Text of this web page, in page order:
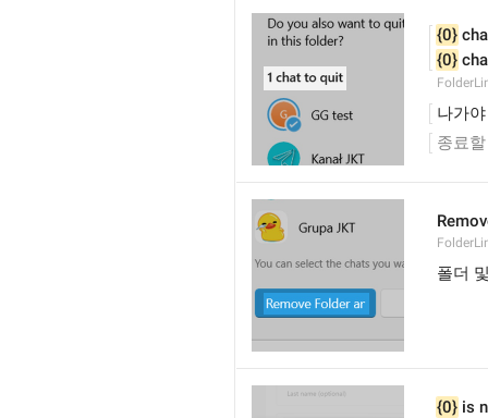
{0}
{0}
나가
종료
폴더
{0} is